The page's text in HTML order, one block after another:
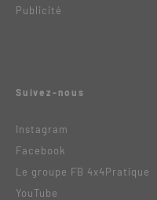
Publicité
Suivez-nous
Instagram
Facebook
Le groupe FB 4x4Pratique
YouTube